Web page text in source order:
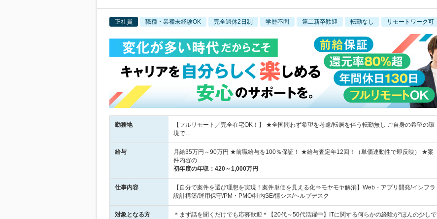
正社員 職種・業種未経験OK 完全週休2日制 学歴不問 第二新卒歓迎 転勤なし リモートワーク可
勤務地
【フルリモート／完全在宅OK！】 ★全国問わず希望を考慮/転居を伴う転勤無し ご自身の希望の環
境で…
給与
月給35万円～90万円 ★前職給与を100％保証！ ★給与査定年12回！（単価連動性で即反映） ★案
件内容の…
初年度の年収： 420～1,000万円
仕事内容
【自分で案件を選び理想を実現！案件単価を見える化⇒モヤモヤ解消】Web・アプリ開発/インフラ
設計構築/運用保守/PM・PMO/社内SE/情シス/ヘルプデスク
対象となる方
＊まず話を聞くだけでも応募歓迎＊【20代～50代活躍中】ITに関する何らかの経験が“ほんの少しで